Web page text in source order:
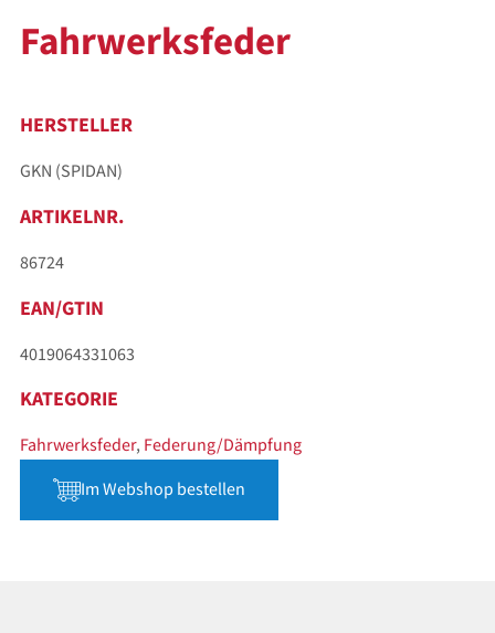
Fahrwerksfeder
HERSTELLER
GKN (SPIDAN)
ARTIKELNR.
86724
EAN/GTIN
4019064331063
KATEGORIE
Fahrwerksfeder, Federung/Dämpfung
Im Webshop bestellen